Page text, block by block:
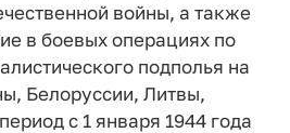
войны, а также
в боевых операциях по
подполья на
Белоруссии, Литвы,
с 1 января 1944 года